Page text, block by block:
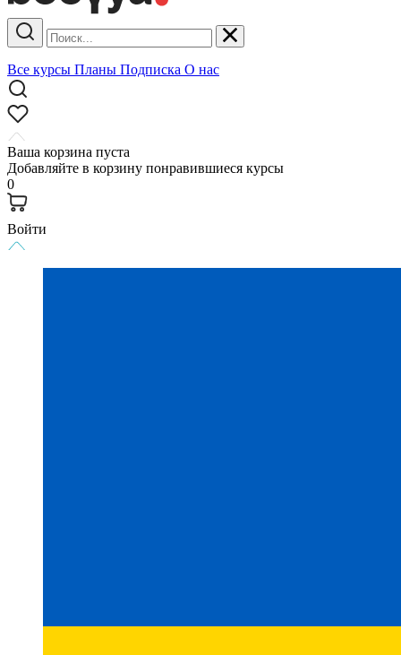
Все курсы Планы Подписка О нас
Ваша корзина пуста
Добавляйте в корзину понравившиеся курсы
0
Войти